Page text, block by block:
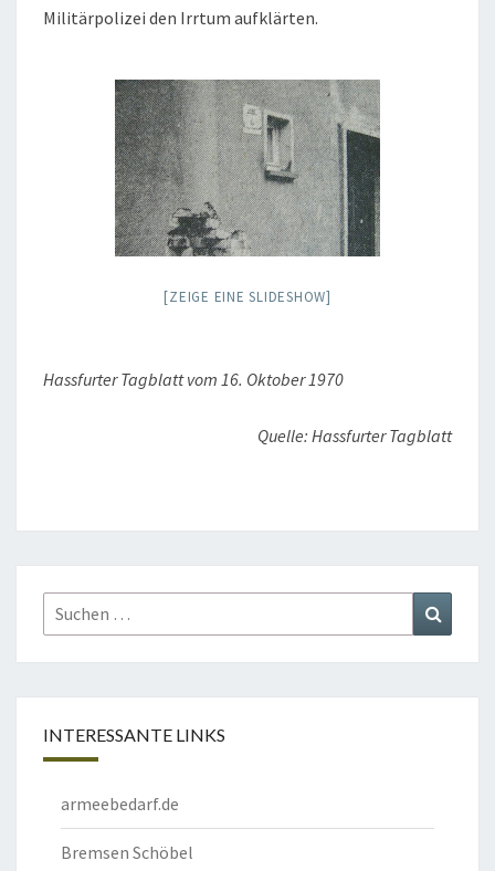
Militärpolizei den Irrtum aufklärten.
[ZEIGE EINE SLIDESHOW]
Hassfurter Tagblatt vom 16. Oktober 1970
Quelle: Hassfurter Tagblatt
Suchen
nach:
INTERESSANTE LINKS
armeebedarf.de
Bremsen Schöbel